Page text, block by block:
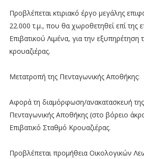
Προβλέπεται κτιριακό έργο μεγάλης
22.000 τ.μ., που θα χωροθετηθεί επί της
Επιβατικού Λιμένα, για την εξυπηρέτηση
κρουαζιέρας.
Μετατροπή της Πενταγωνικής Αποθήκης:
Αφορά τη διαμόρφωση/ανακατασκευή
Πενταγωνικής Αποθήκης (στο βόρειο
Επιβατικό Σταθμό Κρουαζιέρας.
Προβλέπεται προμήθεια Οικολογικών